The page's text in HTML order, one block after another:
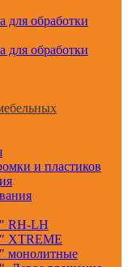
для обработки
для обработки
и пластиков
RH-LH
XTREME
монолитные